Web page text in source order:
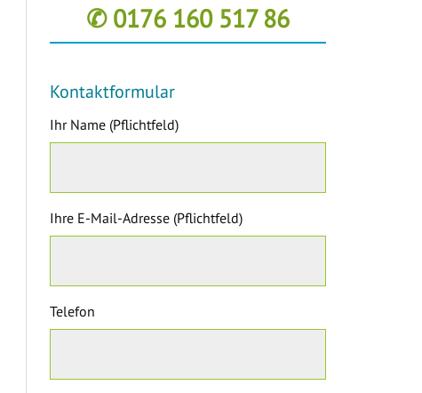
✆ 0176 160 517 86
Kontaktformular
Ihr Name (Pflichtfeld)
Ihre E-Mail-Adresse (Pflichtfeld)
Telefon